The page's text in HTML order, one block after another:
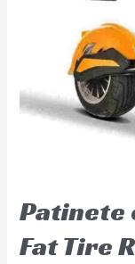
Patinete
Fat Tire